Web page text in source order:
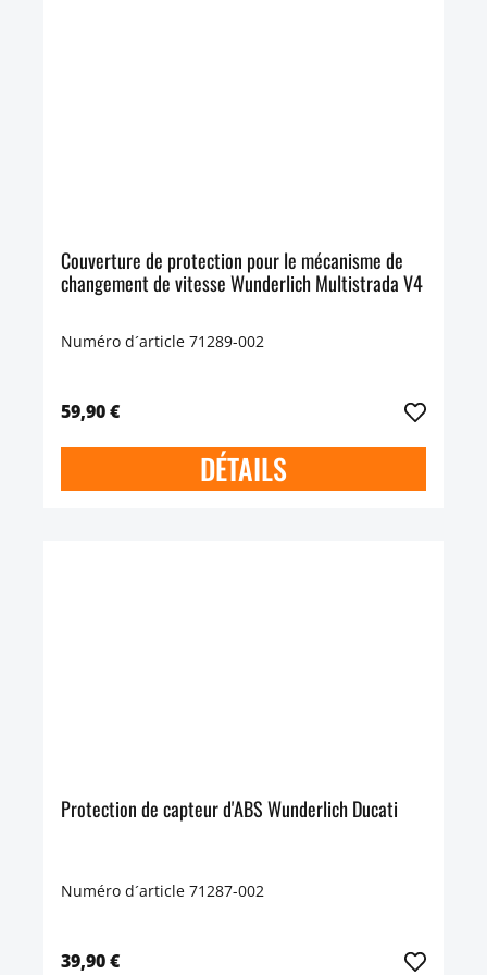
Couverture de protection pour le mécanisme de
changement de vitesse Wunderlich Multistrada V4
Numéro d´article 71289-002
59,90 €
DÉTAILS
Protection de capteur d'ABS Wunderlich Ducati
Numéro d´article 71287-002
39,90 €